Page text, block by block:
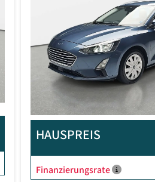
HAUSPREIS
Finanzierungsrate